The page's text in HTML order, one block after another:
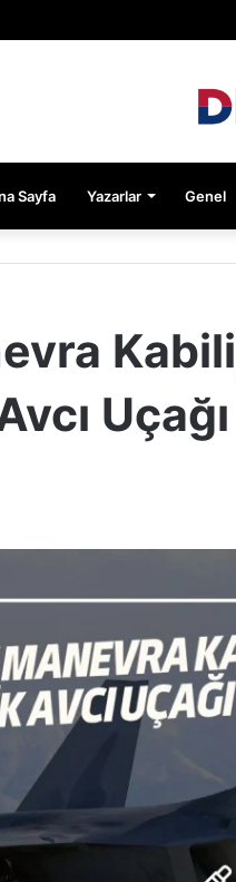
Sayfa Yazarlar Genel